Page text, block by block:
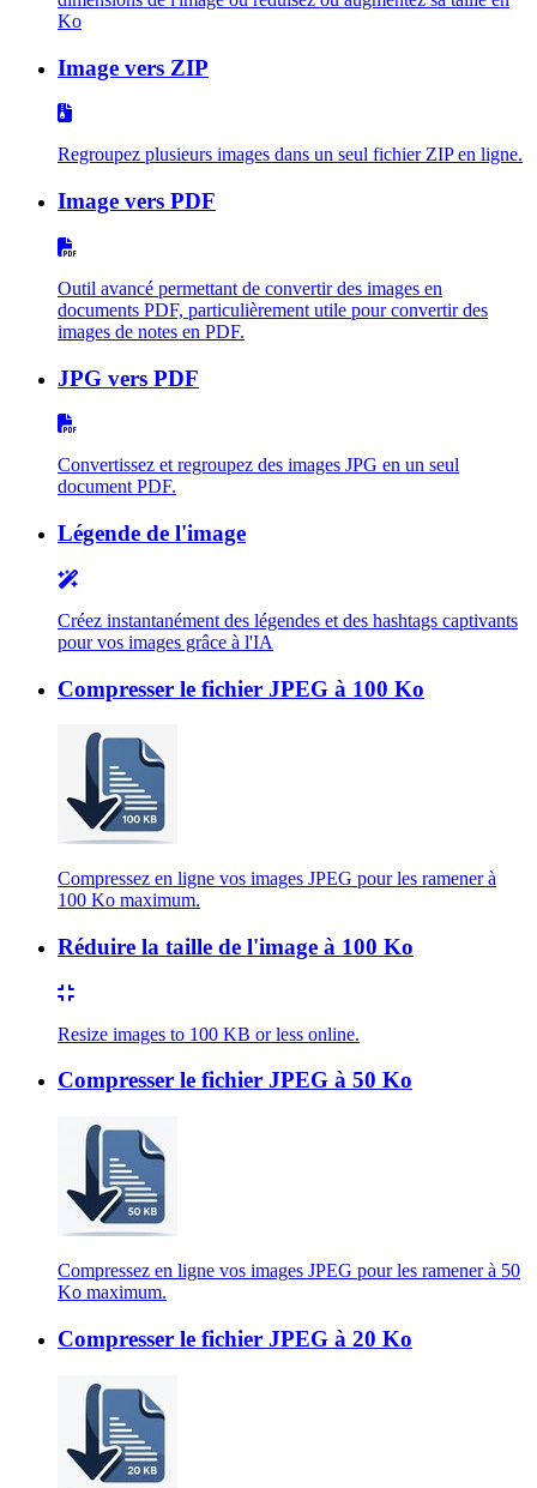
Ko
Image vers ZIP
Regroupez plusieurs images dans un seul fichier ZIP en ligne.
Image vers PDF
Outil avancé permettant de convertir des images en
documents PDF, particulièrement utile pour convertir des
images de notes en PDF.
JPG vers PDF
Convertissez et regroupez des images JPG en un seul
document PDF.
Légende de l'image
Créez instantanément des légendes et des hashtags captivants
pour vos images grâce à l'IA
Compresser le fichier JPEG à 100 Ko
Compressez en ligne vos images JPEG pour les ramener à
100 Ko maximum.
Réduire la taille de l'image à 100 Ko
Resize images to 100 KB or less online.
Compresser le fichier JPEG à 50 Ko
Compressez en ligne vos images JPEG pour les ramener à 50
Ko maximum.
Compresser le fichier JPEG à 20 Ko